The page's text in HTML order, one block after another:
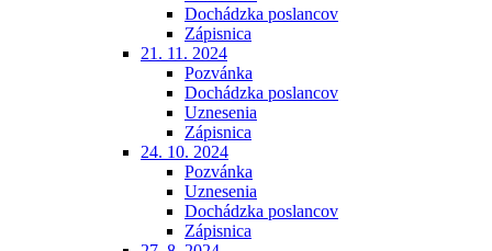
Dochádzka poslancov
Zápisnica
21. 11. 2024
Pozvánka
Dochádzka poslancov
Uznesenia
Zápisnica
24. 10. 2024
Pozvánka
Uznesenia
Dochádzka poslancov
Zápisnica